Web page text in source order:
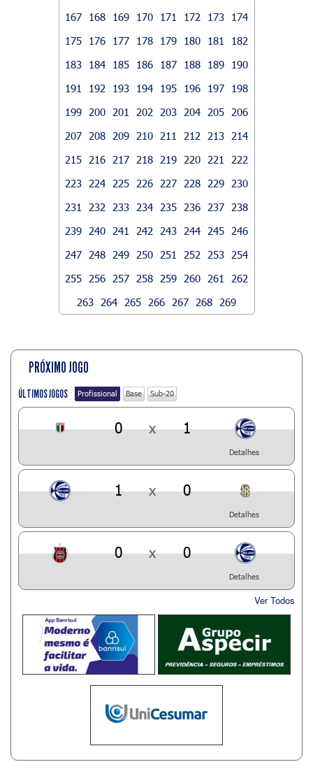
167
168 169 170 171 172 173
174
175
176 177 178 179 180 181
182
183
184 185 186 187 188 189
190
191
192 193 194 195 196 197
198
199
200 201 202 203 204 205
206
207
208 209 210 211 212 213
214
215
216 217 218 219 220 221
222
223
224 225 226 227 228 229
230
231
232 233 234 235 236 237
238
239
240 241 242 243 244 245
246
247
248 249 250 251 252 253
254
255
256 257 258 259 260 261
262
263
264 265 266 267 268 269
PRÓXIMO JOGO
ÚLTIMOS JOGOS Profissional Base Sub-20
0 x 1
Detalhes
1 x 0
Detalhes
0 x 0
Detalhes
Ver Todos